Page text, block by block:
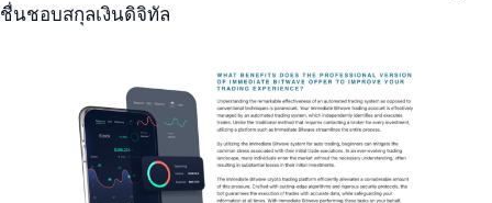
ชื่นชอบสกุลเงินดิจิทัล